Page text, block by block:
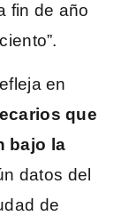
fin de año
en
que
bajo la
datos del
de